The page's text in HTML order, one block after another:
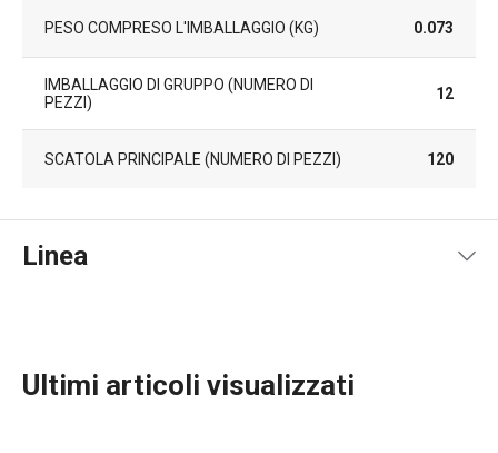
PESO COMPRESO L'IMBALLAGGIO (KG) 0.073
IMBALLAGGIO DI GRUPPO (NUMERO DI
PEZZI)
12
SCATOLA PRINCIPALE (NUMERO DI PEZZI) 120
Linea
Ultimi articoli visualizzati